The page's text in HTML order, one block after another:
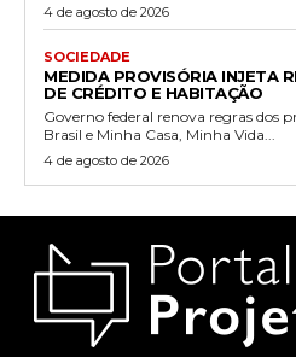
4 de agosto de 2026
SOCIEDADE
MEDIDA PROVISÓRIA INJETA
DE CRÉDITO E HABITAÇÃO
Governo federal renova regras dos
Brasil e Minha Casa, Minha Vida...
4 de agosto de 2026